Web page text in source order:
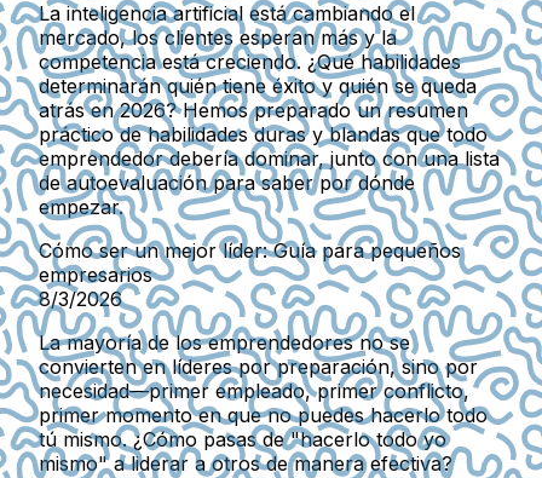
La inteligencia artificial está cambiando el
mercado, los clientes esperan más y la
competencia está creciendo. ¿Qué habilidades
determinarán quién tiene éxito y quién se queda
atrás en 2026? Hemos preparado un resumen
práctico de habilidades duras y blandas que todo
emprendedor debería dominar, junto con una lista
de autoevaluación para saber por dónde
empezar.
Cómo ser un mejor líder: Guía para pequeños
empresarios
8/3/2026
La mayoría de los emprendedores no se
convierten en líderes por preparación, sino por
necesidad—primer empleado, primer conflicto,
primer momento en que no puedes hacerlo todo
tú mismo. ¿Cómo pasas de "hacerlo todo yo
mismo" a liderar a otros de manera efectiva?